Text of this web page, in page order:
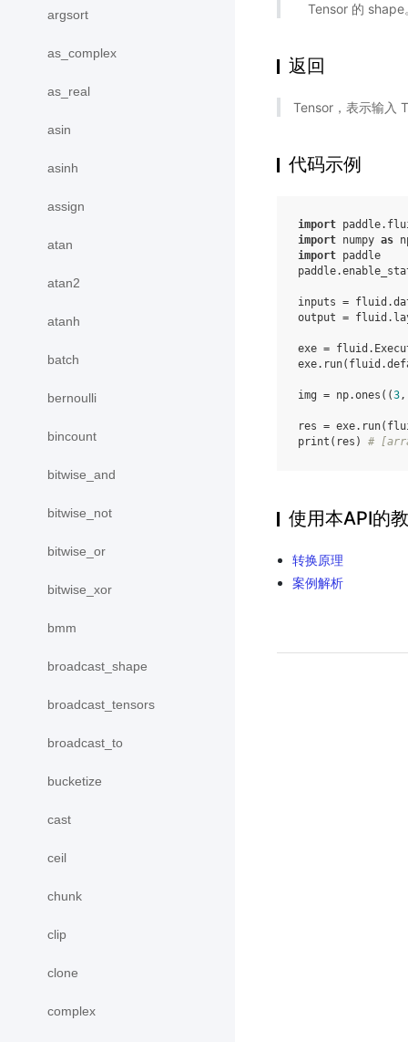
argsort
as_complex
as_real
asin
asinh
assign
atan
atan2
atanh
batch
bernoulli
bincount
bitwise_and
bitwise_not
bitwise_or
bitwise_xor
bmm
broadcast_shape
broadcast_tensors
broadcast_to
bucketize
cast
ceil
chunk
clip
clone
complex
Tensor 的 shape
返回
Tensor，表示输入
代码示例
import
import numpy as
import paddle
paddle.
inputs = fluid .
output = fluid .
exe = fluid .
exe. run( fluid .
img = np.ones ((3,
res = exe. run(
print ( res ) #
使用本API的
转换原理
案例解析